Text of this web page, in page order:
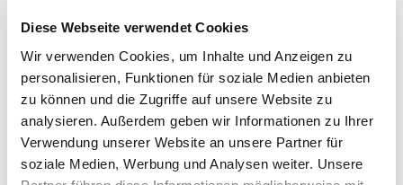
Diese Webseite verwendet Cookies
Wir verwenden Cookies, um Inhalte und Anzeigen zu
personalisieren, Funktionen für soziale Medien anbieten
zu können und die Zugriffe auf unsere Website zu
analysieren. Außerdem geben wir Informationen zu Ihrer
Verwendung unserer Website an unsere Partner für
soziale Medien, Werbung und Analysen weiter. Unsere